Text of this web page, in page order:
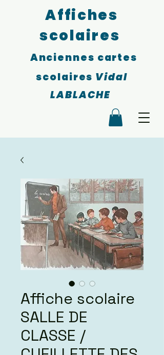
Affiches
scolaires
Anciennes cartes
scolaires Vidal
LABLACHE
Affiche scolaire
SALLE DE
CLASSE /